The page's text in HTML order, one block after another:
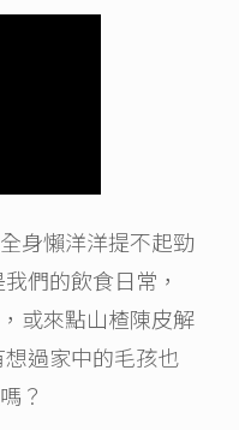
身懶洋洋提不起勁
們的飲食日常，
或來點山楂陳皮解
過家中的毛孩也
？